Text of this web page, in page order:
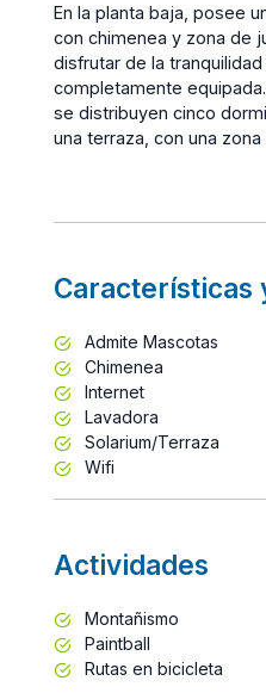
En la planta baja, posee
con chimenea y zona de
disfrutar de la
completamente
se distribuyen cinco
una terraza, con una zona
Características
Admite Mascotas
Chimenea
Internet
Lavadora
Solarium/Terraza
Wifi
Actividades
Montañismo
Paintball
Rutas en bicicleta